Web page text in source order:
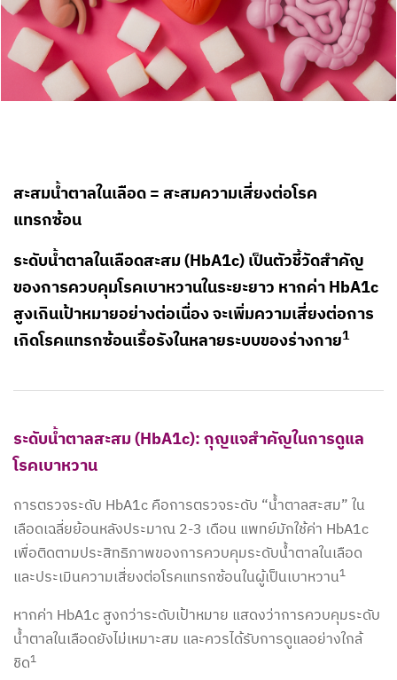
สะสมน้ำตาลในเลือด = สะสมความเสี่ยงต่อโรค
แทรกซ้อน
ระดับน้ำตาลในเลือดสะสม (HbA1c) เป็นตัวชี้วัดสำคัญ
ของการควบคุมโรคเบาหวานในระยะยาว หากค่า HbA1c
สูงเกินเป้าหมายอย่างต่อเนื่อง จะเพิ่มความเสี่ยงต่อการ
เกิดโรคแทรกซ้อนเรื้อรังในหลายระบบของร่างกาย1
ระดับน้ำตาลสะสม (HbA1c): กุญแจสำคัญในการดูแล
โรคเบาหวาน
การตรวจระดับ HbA1c คือการตรวจระดับ “น้ำตาลสะสม” ใน
เลือดเฉลี่ยย้อนหลังประมาณ 2-3 เดือน แพทย์มักใช้ค่า HbA1c
เพื่อติดตามประสิทธิภาพของการควบคุมระดับน้ำตาลในเลือด
และประเมินความเสี่ยงต่อโรคแทรกซ้อนในผู้เป็นเบาหวาน1
หากค่า HbA1c สูงกว่าระดับเป้าหมาย แสดงว่าการควบคุมระดับ
น้ำตาลในเลือดยังไม่เหมาะสม และควรได้รับการดูแลอย่างใกล้
ชิด1